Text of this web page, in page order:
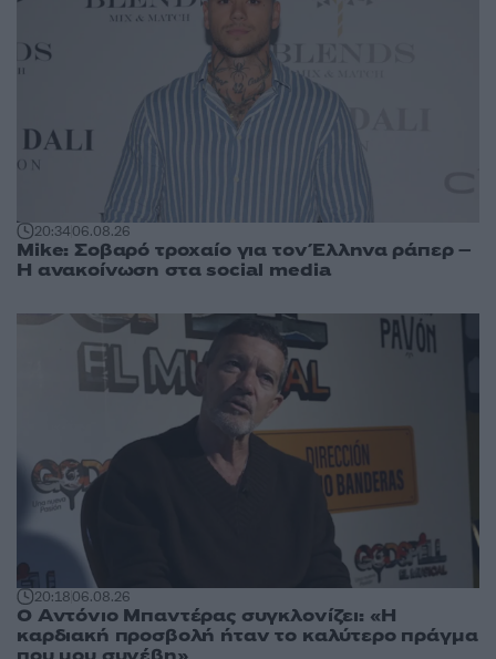
20:3406.08.26
Mike: Σοβαρό τροχαίο για τον Έλληνα ράπερ –
Η ανακοίνωση στα social media
20:1806.08.26
Ο Αντόνιο Μπαντέρας συγκλονίζει: «Η
καρδιακή προσβολή ήταν το καλύτερο πράγμα